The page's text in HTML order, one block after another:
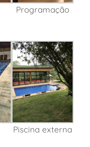
Programação
Piscina externa